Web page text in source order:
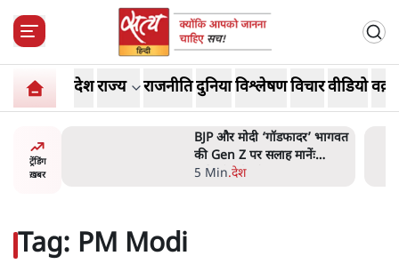
देशराज्य राजनीतिदुनियाविश्लेषणविचारवीडियो
ट्रेंडिंग
ख़बर
भागवत
मार्क ज़करबर्ग का माफीनामाः ये
बहुत अंदर की बात है
9 Min.विश्लेषण
Tag: PM Modi